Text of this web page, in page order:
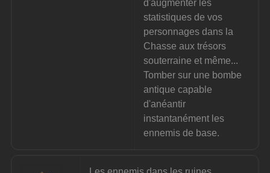
d'augmenter les
statistiques de vos
personnages dans la
Chasse aux trésors
souterraine et même...
Tomber sur une bombe
antique capable
d'anéantir
instantanément les
ennemis de base.